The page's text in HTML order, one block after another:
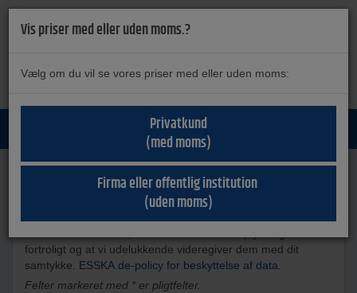
Dine kommentarer er vigtige for os.
fortroligt og at vi udelukkende videregiver dem med dit
samtykke. ESSKA.de-policy for beskyttelse af data.
Felter markeret med * er pligtfelter.
Vis priser med eller uden moms.?
Vælg om du vil se vores priser med eller uden moms:
Privatkund
(med moms)
Firma eller offentlig institution
(uden moms)